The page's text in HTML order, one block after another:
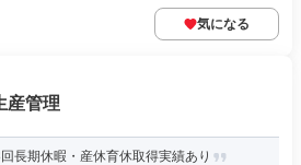
気になる
産管理
長期休暇・産休育休取得実績あり